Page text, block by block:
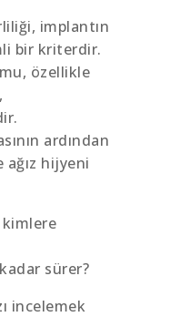
implantın
bir kriterdir.
özellikle
ardından
hijyeni
sürer?
incelemek